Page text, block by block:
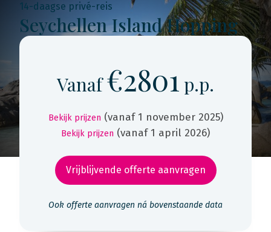
14-daagse privé-reis
Seychellen Island Hopping
Vanaf€2801 p.p.
Bekijk prijzen (vanaf 1 november 2025)
Bekijk prijzen (vanaf 1 april 2026)
Vrijblijvende offerte aanvragen
Ook offerte aanvragen ná bovenstaande data